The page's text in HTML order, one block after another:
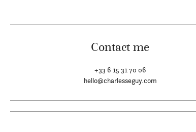
Contact me
+33 6 15 31 70 06
hello@charlesseguy.com